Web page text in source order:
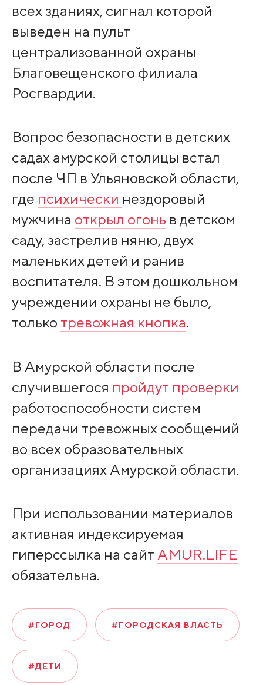
всех зданиях, сигнал которой
выведен на пульт
централизованной охраны
Благовещенского филиала
Росгвардии.
Вопрос безопасности в детских
садах амурской столицы встал
после ЧП в Ульяновской области,
где психически нездоровый
мужчина открыл огонь в детском
саду, застрелив няню, двух
маленьких детей и ранив
воспитателя. В этом дошкольном
учреждении охраны не было,
только тревожная кнопка.
В Амурской области после
случившегося пройдут проверки
работоспособности систем
передачи тревожных сообщений
во всех образовательных
организациях Амурской области.
При использовании материалов
активная индексируемая
гиперссылка на сайт AMUR.LIFE
обязательна.
#ГОРОД #ГОРОДСКАЯ ВЛАСТЬ
#ДЕТИ